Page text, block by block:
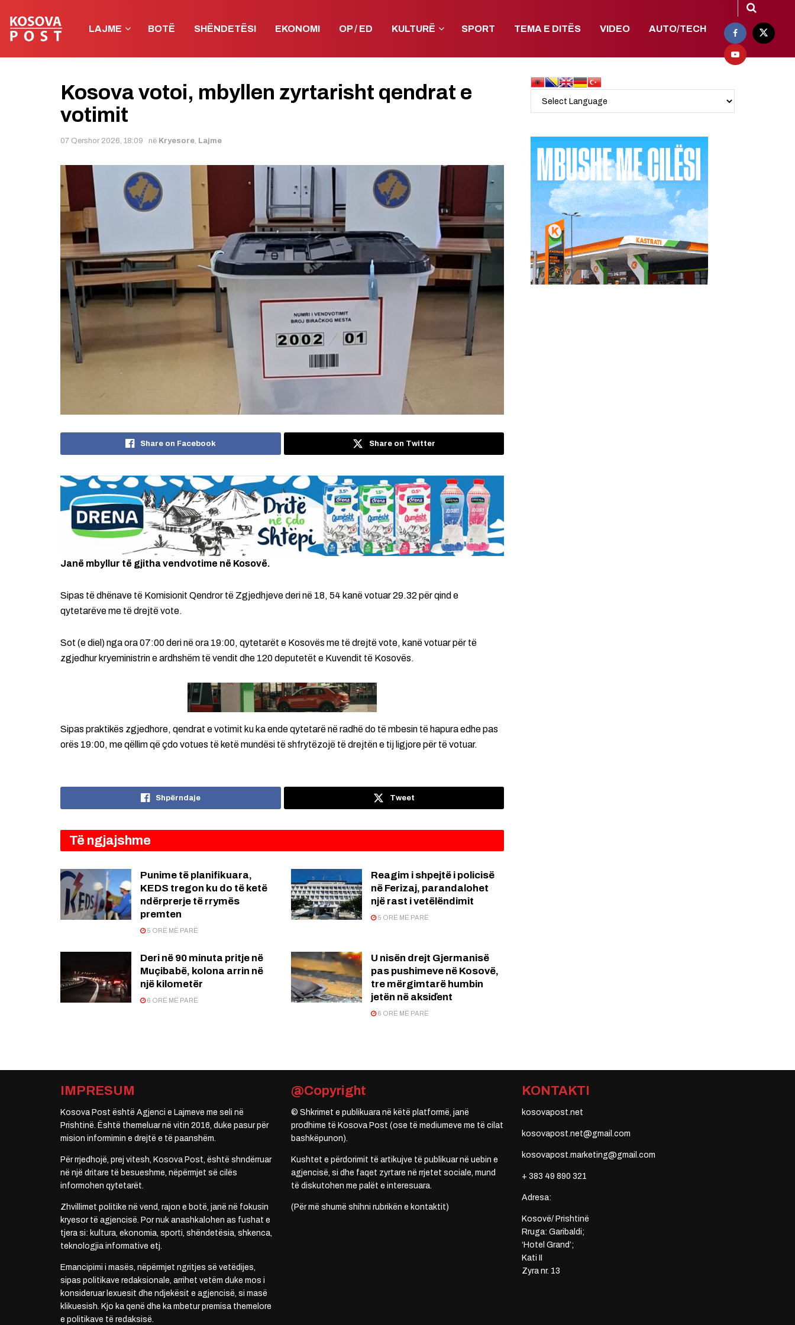
LAJME BOTË SHËNDETËSI EKONOMI OP / ED KULTURË SPORT TEMA E DITËS VIDEO AUTO/TECH
Kosova votoi, mbyllen zyrtarisht qendrat e
votimit
07 Qershor 2026, 18:09 në Kryesore, Lajme
Share on Facebook Share on Twitter
Janë mbyllur të gjitha vendvotime në Kosovë.
Sipas të dhënave të Komisionit Qendror të Zgjedhjeve deri në 18, 54 kanë votuar 29.32 për qind e
qytetarëve me të drejtë vote.
Sot (e diel) nga ora 07:00 deri në ora 19:00, qytetarët e Kosovës me të drejtë vote, kanë votuar për të
zgjedhur kryeministrin e ardhshëm të vendit dhe 120 deputetët e Kuvendit të Kosovës.
Sipas praktikës zgjedhore, qendrat e votimit ku ka ende qytetarë në radhë do të mbesin të hapura edhe pas
orës 19:00, me qëllim që çdo votues të ketë mundësi të shfrytëzojë të drejtën e tij ligjore për të votuar.
Shpërndaje Tweet
Të ngjajshme
Punime të planifikuara,
KEDS tregon ku do të ketë
ndërprerje të rrymës
premten
5 ORË MË PARË
Reagim i shpejtë i policisë
në Ferizaj, parandalohet
një rast i vetëlëndimit
5 ORË MË PARË
Deri në 90 minuta pritje në
Muçibabë, kolona arrin në
një kilometër
6 ORË MË PARË
U nisën drejt Gjermanisë
pas pushimeve në Kosovë,
tre mërgimtarë humbin
jetën në aksiďent
6 ORË MË PARË
IMPRESUM
Kosova Post është Agjenci e Lajmeve me seli në
Prishtinë. Është themeluar në vitin 2016, duke pasur për
mision informimin e drejtë e të paanshëm.
Për rrjedhojë, prej vitesh, Kosova Post, është shndërruar
në një dritare të besueshme, nëpërmjet së cilës
informohen qytetarët.
Zhvillimet politike në vend, rajon e botë, janë në fokusin
kryesor të agjencisë. Por nuk anashkalohen as fushat e
tjera si: kultura, ekonomia, sporti, shëndetësia, shkenca,
teknologjia informative etj.
Emancipimi i masës, nëpërmjet ngritjes së vetëdijes,
sipas politikave redaksionale, arrihet vetëm duke mos i
konsideruar lexuesit dhe ndjekësit e agjencisë, si masë
klikuesish. Kjo ka qenë dhe ka mbetur premisa themelore
e politikave të redaksisë.
@Copyright
© Shkrimet e publikuara në këtë platformë, janë
prodhime të Kosova Post (ose të mediumeve me të cilat
bashkëpunon).
Kushtet e përdorimit të artikujve të publikuar në uebin e
agjencisë, si dhe faqet zyrtare në rrjetet sociale, mund
të diskutohen me palët e interesuara.
(Për më shumë shihni rubrikën e kontaktit)
KONTAKTI
kosovapost.net
kosovapost.net@gmail.com
kosovapost.marketing@gmail.com
+ 383 49 890 321
Adresa:
Kosovë/ Prishtinë
Rruga: Garibaldi;
‘Hotel Grand’;
Kati II
Zyra nr. 13